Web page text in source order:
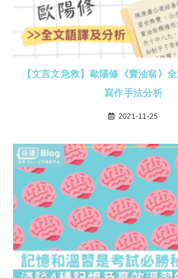
【文言文急救】歐陽修《賣油翁》
寫作手法分析
2021-11-25